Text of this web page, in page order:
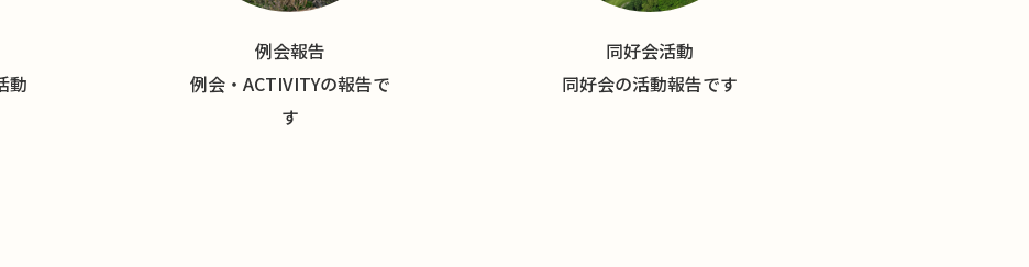
動
例会報告
例会・ACTIVITYの報告で
す
同好会活動
同好会の活動報告です